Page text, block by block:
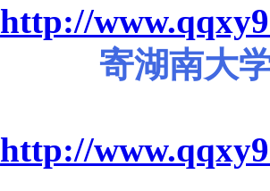
http://
寄湖南大
http://